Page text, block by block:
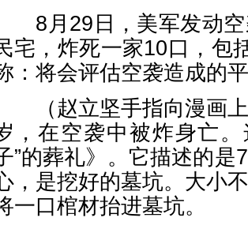
8月29日，美军发动空
宅，炸死一家10口，包
：将会评估空袭造成的
（赵立坚手指向漫画上
，在空袭中被炸身亡
”的葬礼》。它描述的
，是挖好的墓坑。大小
一口棺材抬进墓坑。